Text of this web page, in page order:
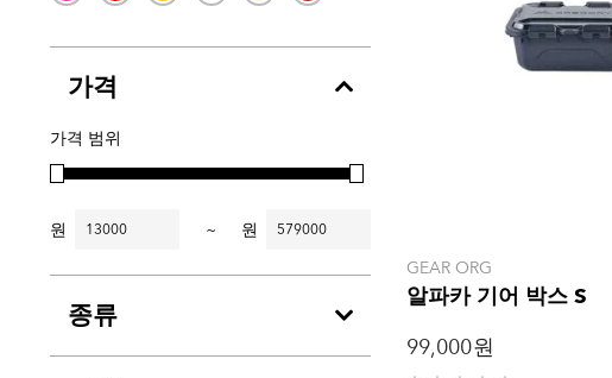
가격
가격 범위
원 ~ 원
종류
GEAR ORG
알파카 기어 박스 S
99,000 원